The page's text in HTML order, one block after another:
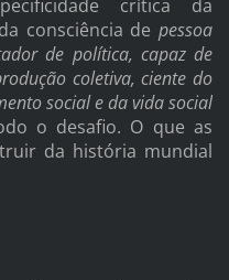
crítica da
consciência depessoa
de política, capaz de
coletiva, ciente do
social e da vida social
o desafio. O que as
da história mundial